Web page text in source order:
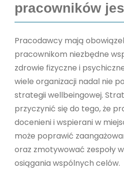
pracowników
Pracodawcy mają
pracownikom niezbędne
zdrowie fizyczne i
wiele organizacji nadal nie
strategii wellbeingowej.
przyczynić się do tego, że
docenieni i wspierani w
może poprawić
oraz zmotywować zespoły
osiągania wspólnych celów.